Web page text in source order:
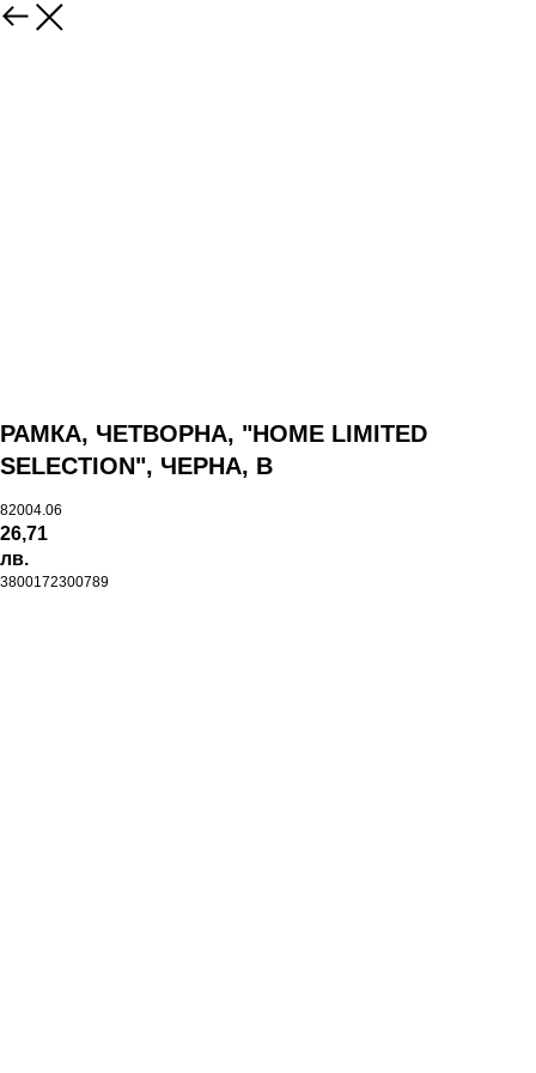
РАМКА, ЧЕТВОРНА, "HOME LIMITED
SELECTION", ЧЕРНА, B
82004.06
26,71
лв.
3800172300789